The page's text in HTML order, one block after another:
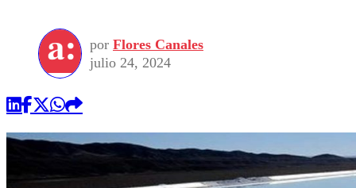
por Flores Canales
julio 24, 2024